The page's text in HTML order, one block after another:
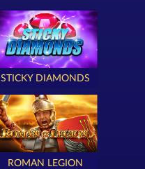
STICKY DIAMONDS
ROMAN LEGION